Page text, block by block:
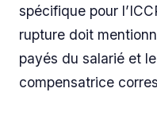
spécifique pour
rupture doit
payés du salarié et
compensatrice